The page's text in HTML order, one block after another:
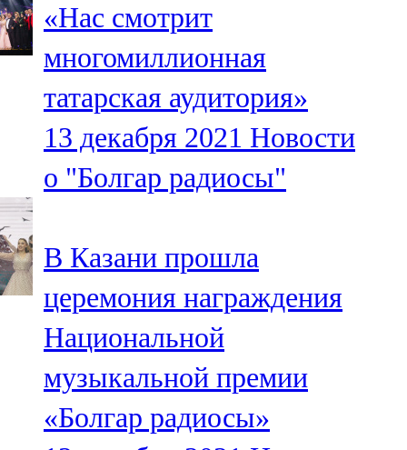
Чүпрәле
91,0 FM
Шәмәрдән
102,3 FM
Яңа чишмә
Яр Чаллы
105,5 FM
«Нас смотрит
многомиллионная
татарская аудитория»
13 декабря 2021 Новости
о "Болгар радиосы"
В Казани прошла
церемония награждения
Национальной
музыкальной премии
«Болгар радиосы»